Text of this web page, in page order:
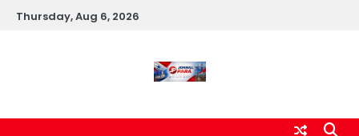
SkipThursday, Aug 6, 2026